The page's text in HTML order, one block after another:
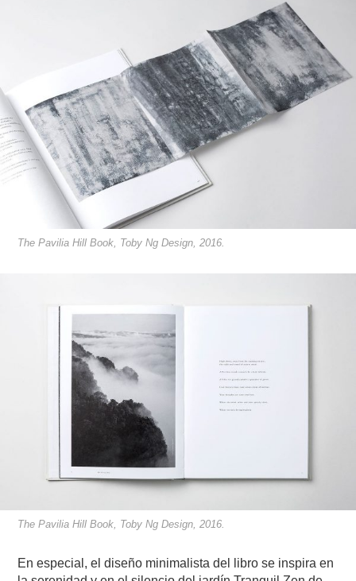
The Pavilia Hill Book, Toby Ng Design, 2016.
The Pavilia Hill Book, Toby Ng Design, 2016.
En especial, el diseño minimalista del libro se inspira en